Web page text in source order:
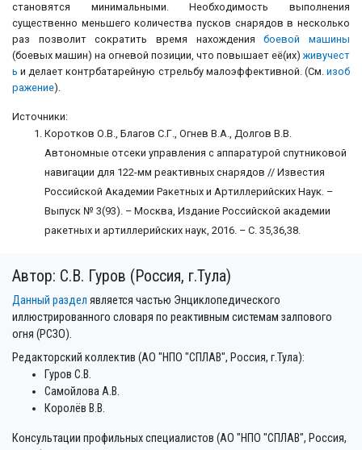
становятся минимальными. Необходимость выполнения
существенно меньшего количества пусков снарядов в несколько
раз позволит сократить время нахождениябоевой машины
(боевых машин) на огневой позиции, что повышает её(их) живучест
ь и делает контрбатарейную стрельбу малоэффективной. (См. изоб
ражение).
Источники:
Коротков О.В., Благов С.Г., Огнев В.А., Долгов В.В.
Автономные отсеки управления с аппаратурой спутниковой
навигации для 122-мм реактивных снарядов // Известия
Российской Академии Ракетных и Артиллерийских Наук. –
Выпуск № 3(93). – Москва, Издание Российской академии
ракетных и артиллерийских наук, 2016. – С. 35,36,38.
Автор: С.В. Гуров (Россия, г.Тула)
Данный раздел является частью Энциклопедического
иллюстрированного словаря по реактивным системам залпового
огня (РСЗО).
Редакторский коллектив (АО "НПО "СПЛАВ", Россия, г.Тула):
Гуров С.В.
Самойлова А.В.
Королёв В.В.
Консультации профильных специалистов (АО "НПО "СПЛАВ", Россия,